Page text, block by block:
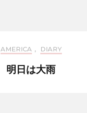
AMERICA , DIARY
明日は大雨